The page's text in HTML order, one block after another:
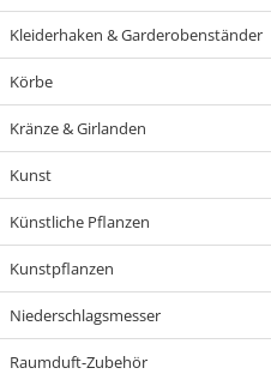
Kleiderhaken & Garderobenständer
Körbe
Kränze & Girlanden
Kunst
Künstliche Pflanzen
Kunstpflanzen
Niederschlagsmesser
Raumduft-Zubehör